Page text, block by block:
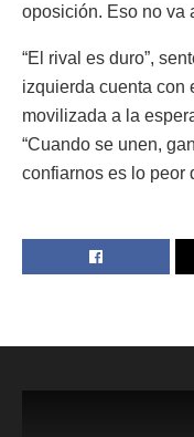
oposición. Eso no va
“El rival es duro”,
izquierda cuenta con
movilizada a la
“Cuando se unen,
confiarnos es lo peor